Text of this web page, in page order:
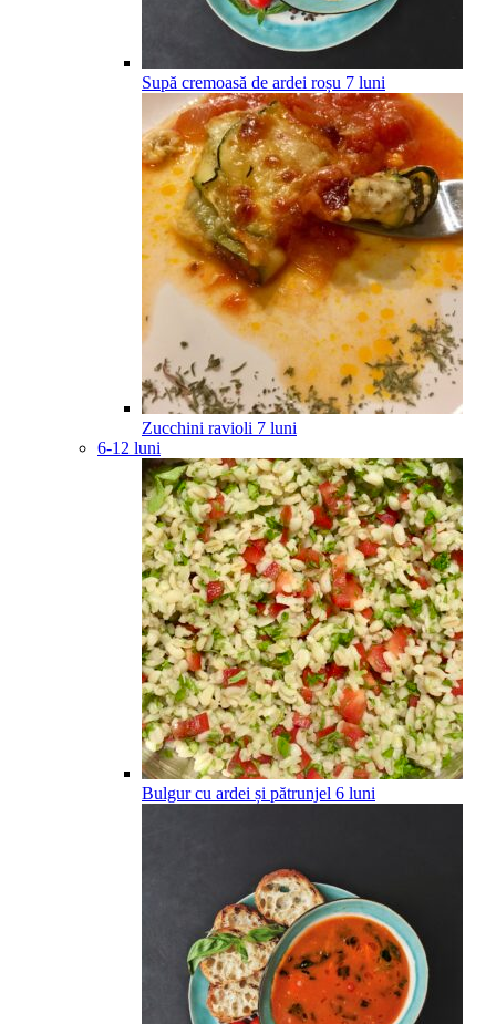
Supă cremoasă de ardei roșu 7 luni
Zucchini ravioli 7 luni
6-12 luni
Bulgur cu ardei și pătrunjel 6 luni